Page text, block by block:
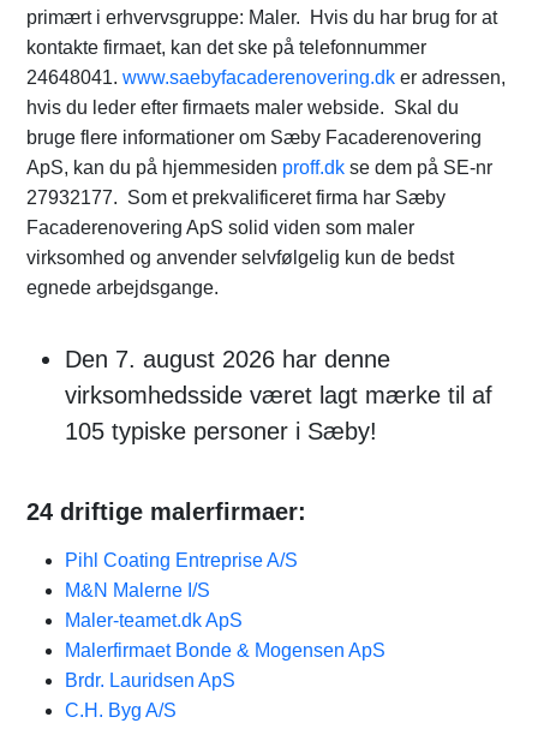
primært i erhvervsgruppe: Maler. Hvis du har brug for at
kontakte firmaet, kan det ske på telefonnummer
24648041. www.saebyfacaderenovering.dk er adressen,
hvis du leder efter firmaets maler webside. Skal du
bruge flere informationer om Sæby Facaderenovering
ApS, kan du på hjemmesiden proff.dk se dem på SE-nr
27932177. Som et prekvalificeret firma har Sæby
Facaderenovering ApS solid viden som maler
virksomhed og anvender selvfølgelig kun de bedst
egnede arbejdsgange.
Den 7. august 2026 har denne
virksomhedsside været lagt mærke til af
105 typiske personer i Sæby!
24 driftige malerfirmaer:
Pihl Coating Entreprise A/S
M&N Malerne I/S
Maler-teamet.dk ApS
Malerfirmaet Bonde & Mogensen ApS
Brdr. Lauridsen ApS
C.H. Byg A/S